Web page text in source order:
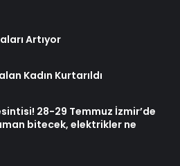
Artıyor
Kadın Kurtarıldı
28-29 Temmuz İzmir’de
bitecek, elektrikler ne